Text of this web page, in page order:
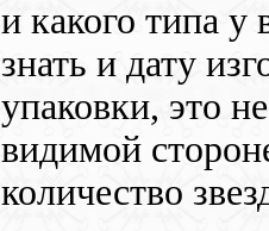
и какого типа у
знать и дату
упаковки, это
видимой
количество